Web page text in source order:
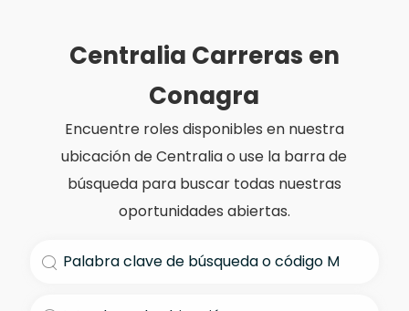
Centralia Carreras en
Conagra
Encuentre roles disponibles en nuestra
ubicación de Centralia o use la barra de
búsqueda para buscar todas nuestras
oportunidades abiertas.